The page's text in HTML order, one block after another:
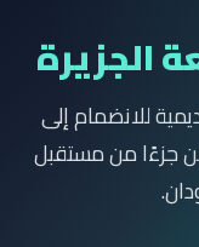
الجزيرة
للانضمام إلى
جزءًا من مستقبل